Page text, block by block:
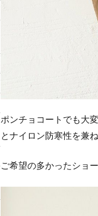
ポンチョコートでも大
とナイロン防寒性を兼
ご希望の多かったショ